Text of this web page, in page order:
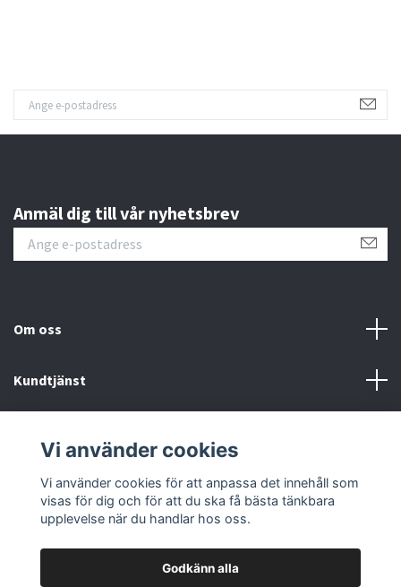
Anmäl dig till vår nyhetsbrev
Om oss
Kundtjänst
Sociala medier
Vi använder cookies
Vi använder cookies för att anpassa det innehåll som
visas för dig och för att du ska få bästa tänkbara
upplevelse när du handlar hos oss.
Godkänn alla